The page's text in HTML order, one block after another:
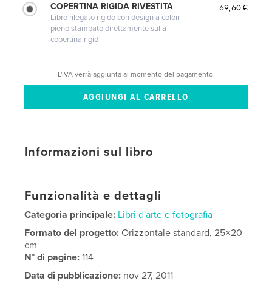
COPERTINA RIGIDA RIVESTITA
Libro rilegato rigido con design a colori
pieno stampato direttamente sulla
copertina rigid
69,60 €
L'IVA verrà aggiunta al momento del pagamento.
Informazioni sul libro
Funzionalità e dettagli
Categoria principale: Libri d'arte e fotografia
Formato del progetto:Orizzontale standard, 25×20
cm
N° di pagine:114
Data di pubblicazione: nov 27, 2011